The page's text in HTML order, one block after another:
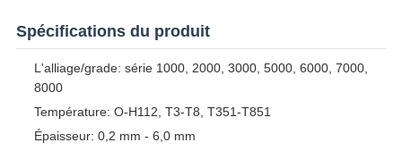
Spécifications du produit
L'alliage/grade: série 1000, 2000, 3000, 5000, 6000, 7000,
8000
Température: O-H112, T3-T8, T351-T851
Épaisseur: 0,2 mm - 6,0 mm